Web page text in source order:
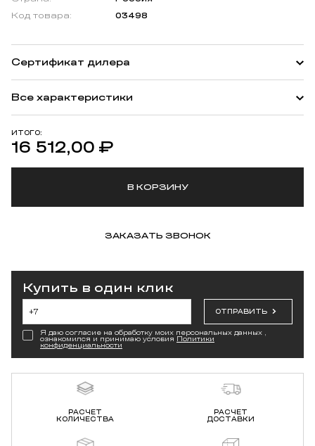
ИТОГО:
16 512,00 ₽
В КОРЗИНУ
ЗАКАЗАТЬ ЗВОНОК
Код товара:
03498
Все характеристики
Сертификат дилера
Купить в один клик
ОТПРАВИТЬ
Я даю согласие на обработку моих персональных данных ,
ознакомился и принимаю условия Политики
конфиденциальности
РАСЧЕТ
КОЛИЧЕСТВА
РАСЧЕТ
ДОСТАВКИ